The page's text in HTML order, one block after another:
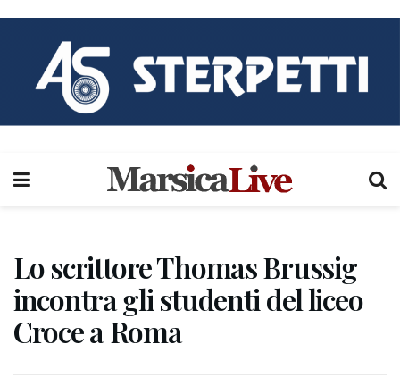
Lo scrittore Thomas Brussig
incontra gli studenti del liceo
Croce a Roma